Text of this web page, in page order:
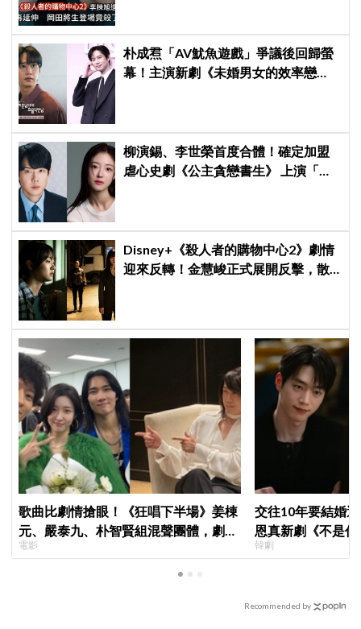
朴成焄「AV魷魚遊戲」爭議後回歸螢
幕！主演新劇《未婚男女的效率戀
柳演錫、李世榮首度合體！確定加盟
虐心史劇《公主貪戀書生》 上演「朝
Disney+《殺人者的購物中心2》劇情
迎來反轉！金慧峻正式展開反擊，散
歌曲比劇情搶眼！《狂唱下半場》姜棟
元、嚴泰九、朴智賢組混聲團體，劇中
曲《Love Is》超洗腦
電影
交往10年要結婚
恩真新劇《不是
光，9月12日首播
韓劇
Recommended by